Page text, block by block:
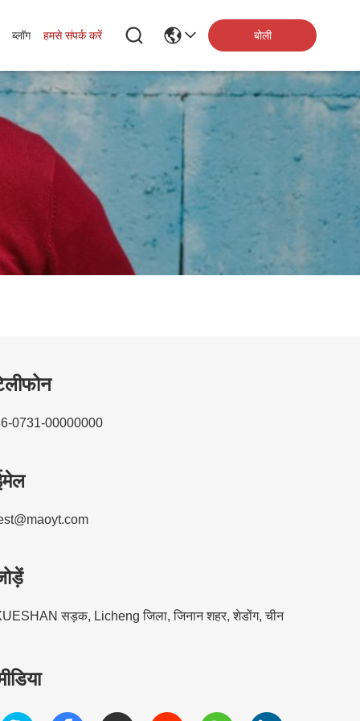
ब्लॉग हमसे संपर्क करें बोली
0731-00000000
सड़क, Licheng जिला, जिनान शहर, शेडोंग, चीन